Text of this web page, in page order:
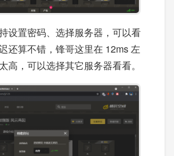
设置密码、选择服务器，可以看
还算不错，锋哥这里在 12ms 左
高，可以选择其它服务器看看。